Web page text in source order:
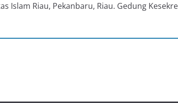
Islam Riau, Pekanbaru, Riau. Gedung